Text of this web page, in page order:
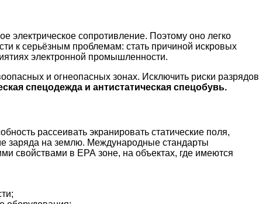
электрическое сопротивление. Поэтому оно легко
к серьёзным проблемам: стать причиной искровых
электронной промышленности.
и огнеопасных зонах. Исключить риски разрядов
спецодежда и антистатическая спецобувь.
рассеивать экранировать статические поля,
заряда на землю. Международные стандарты
свойствами в ЕРА зоне, на объектах, где имеются